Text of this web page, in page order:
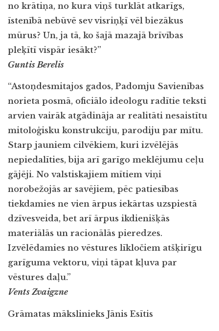
no krātiņa, no kura viņš turklāt atkarīgs,
īstenībā nebūvē sev visriņķī vēl biezākus
mūrus? Un, ja tā, ko šajā mazajā brīvības
pleķītī vispār iesākt?”
Guntis Berelis
“Astoņdesmitajos gados, Padomju Savienības
norieta posmā, oficiālo ideologu radītie teksti
arvien vairāk atgādināja ar realitāti nesaistītu
mitoloģisku konstrukciju, parodiju par mītu.
Starp jauniem cilvēkiem, kuri izvēlējās
nepiedalīties, bija arī garīgo meklējumu ceļu
gājēji. No valstiskajiem mītiem viņi
norobežojās ar savējiem, pēc patiesības
tiekdamies ne vien ārpus iekārtas uzspiestā
dzīvesveida, bet arī ārpus ikdienišķās
materiālās un racionālās pieredzes.
Izvēlēdamies no vēstures līkločiem atšķirīgu
garīguma vektoru, viņi tāpat kļuva par
vēstures daļu.”
Vents Zvaigzne
Grāmatas mākslinieks Jānis Esītis